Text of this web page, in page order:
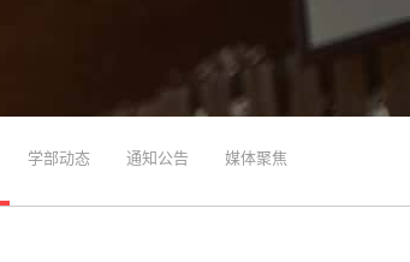
学部动态 通知公告 媒体聚焦